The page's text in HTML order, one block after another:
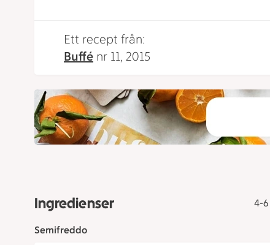
Ett recept från:
Buffé nr 11, 2015
Ingredienser 4-
Semifreddo